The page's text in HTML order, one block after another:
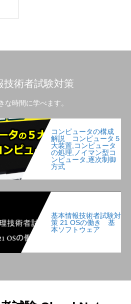
技術者試験対策
な時間に学べます。
コンピュータの構成
解説 コンピュータ５
大装置,コンピュータ
の処理,ノイマン型コ
ンピュータ,逐次制御
方式
基本情報技術者試験対
策 21 OSの働き 基
本ソフトウェア